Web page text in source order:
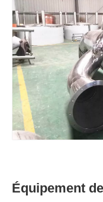
Équipement